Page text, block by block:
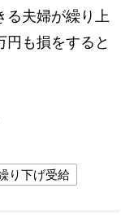
る夫婦が繰り上
円も損をすると
り下げ受給